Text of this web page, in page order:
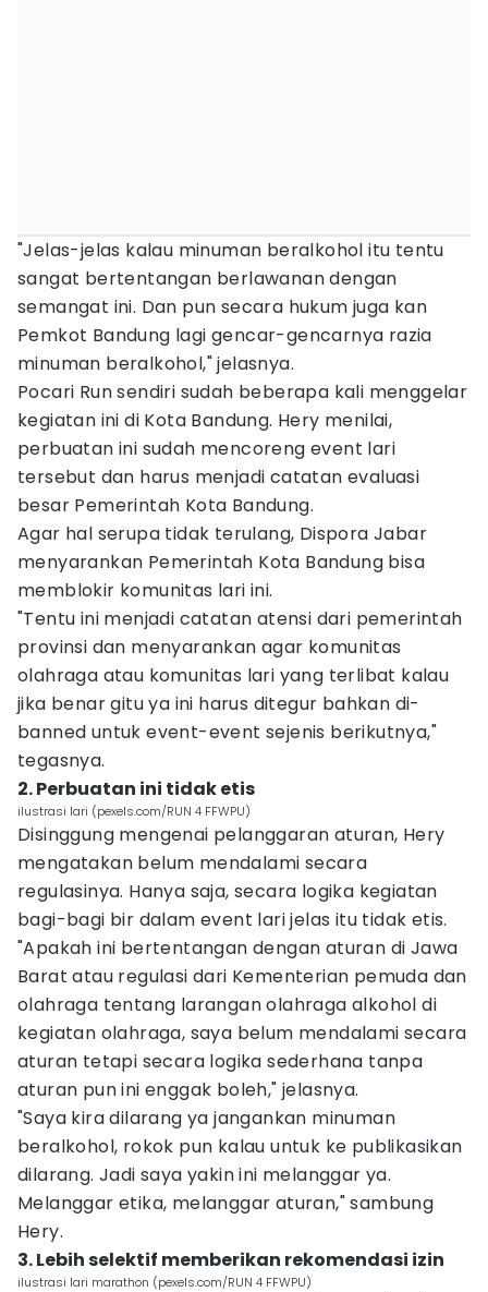
"Jelas-jelas kalau minuman beralkohol itu tentu
sangat bertentangan berlawanan dengan
semangat ini. Dan pun secara hukum juga kan
Pemkot Bandung lagi gencar-gencarnya razia
minuman beralkohol," jelasnya.
Pocari Run sendiri sudah beberapa kali menggelar
kegiatan ini di Kota Bandung. Hery menilai,
perbuatan ini sudah mencoreng event lari
tersebut dan harus menjadi catatan evaluasi
besar Pemerintah Kota Bandung.
Agar hal serupa tidak terulang, Dispora Jabar
menyarankan Pemerintah Kota Bandung bisa
memblokir komunitas lari ini.
"Tentu ini menjadi catatan atensi dari pemerintah
provinsi dan menyarankan agar komunitas
olahraga atau komunitas lari yang terlibat kalau
jika benar gitu ya ini harus ditegur bahkan di-
banned untuk event-event sejenis berikutnya,"
tegasnya.
2. Perbuatan ini tidak etis
ilustrasi lari (pexels.com/RUN 4 FFWPU)
Disinggung mengenai pelanggaran aturan, Hery
mengatakan belum mendalami secara
regulasinya. Hanya saja, secara logika kegiatan
bagi-bagi bir dalam event lari jelas itu tidak etis.
"Apakah ini bertentangan dengan aturan di Jawa
Barat atau regulasi dari Kementerian pemuda dan
olahraga tentang larangan olahraga alkohol di
kegiatan olahraga, saya belum mendalami secara
aturan tetapi secara logika sederhana tanpa
aturan pun ini enggak boleh," jelasnya.
"Saya kira dilarang ya jangankan minuman
beralkohol, rokok pun kalau untuk ke publikasikan
dilarang. Jadi saya yakin ini melanggar ya.
Melanggar etika, melanggar aturan," sambung
Hery.
3. Lebih selektif memberikan rekomendasi izin
ilustrasi lari marathon (pexels.com/RUN 4 FFWPU)